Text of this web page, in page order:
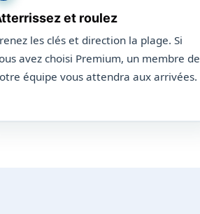
et roulez
les clés et direction la plage. Si
avez choisi Premium, un membre de
équipe vous attendra aux arrivées.